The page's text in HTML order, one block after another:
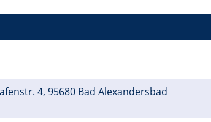
4, 95680 Bad Alexandersbad